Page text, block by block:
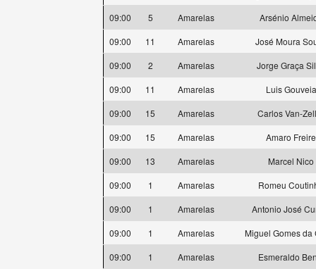
09:00
5 Amarelas
Arsénio
09:00
11 Amarelas
José Moura
09:00
2 Amarelas
Jorge Graça
09:00
11 Amarelas
Luis Gouveia
09:00
15 Amarelas
Carlos Van-
09:00
15 Amarelas
Amaro Freire
09:00
13 Amarelas
Marcel Nico
09:00
1 Amarelas
Romeu
09:00
1 Amarelas
Antonio José
09:00
1 Amarelas
Miguel Gomes da
09:00
1 Amarelas
Esmeraldo